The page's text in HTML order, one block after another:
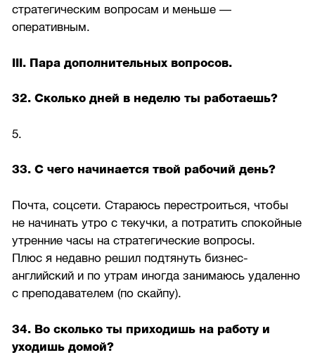
стратегическим вопросам и меньше —
оперативным.
III. Пара дополнительных вопросов.
32. Сколько дней в неделю ты работаешь?
5.
33. С чего начинается твой рабочий день?
Почта, соцсети. Стараюсь перестроиться, чтобы
не начинать утро с текучки, а потратить спокойные
утренние часы на стратегические вопросы.
Плюс я недавно решил подтянуть бизнес-
английский и по утрам иногда занимаюсь удаленно
с преподавателем (по скайпу).
34. Во сколько ты приходишь на работу и
уходишь домой?